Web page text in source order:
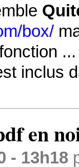
box/
inclus
en
- 13h18